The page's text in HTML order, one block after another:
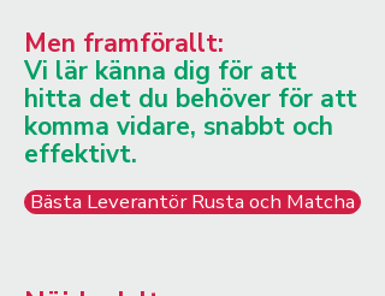
Men framförallt:
Vi lär känna dig för att
hitta det du behöver för att
komma vidare, snabbt och
effektivt.
Bästa Leverantör Rusta och Matcha